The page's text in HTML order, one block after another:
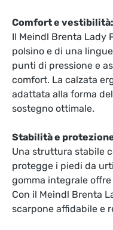
Comfort e vestibilità:
Il Meindl Brenta Lady
polsino e di una
punti di pressione e
comfort. La calzata
adattata alla forma
sostegno ottimale.
Stabilità e
Una struttura stabile
protegge i piedi da
gomma integrale
Con il Meindl Brenta
scarpone affidabile e